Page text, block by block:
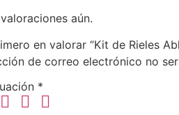
aún.
en valorar “Kit de Rieles
de correo electrónico no
*